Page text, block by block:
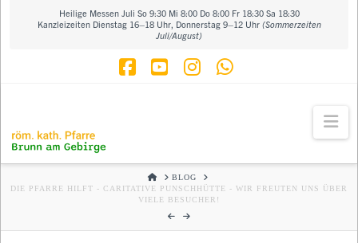
Heilige Messen Juli So 9:30 Mi 8:00 Do 8:00 Fr 18:30 Sa 18:30
Kanzleizeiten Dienstag 16–18 Uhr, Donnerstag 9–12 Uhr (Sommerzeiten
Juli/August)
HOMEBLOG
DIE PFARRE HILFT - CARITATIVE PUNSCHHÜTTE - WIR FREUTEN UNS ÜBER
VIELE BESUCHER!